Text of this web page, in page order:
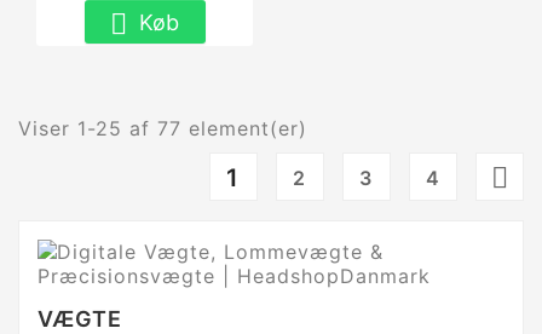
 Køb
Viser 1-25 af 77 element(er)
1 2 3 4 
VÆGTE